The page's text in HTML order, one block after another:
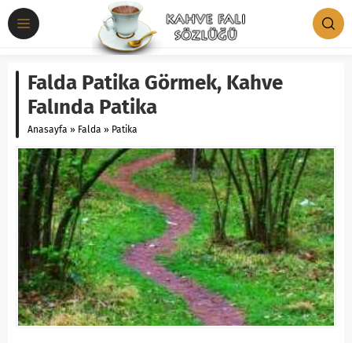
Falda Patika Görmek, Kahve
Falında Patika
Anasayfa » Falda » Patika